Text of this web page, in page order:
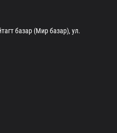
базар (Мир базар), ул.